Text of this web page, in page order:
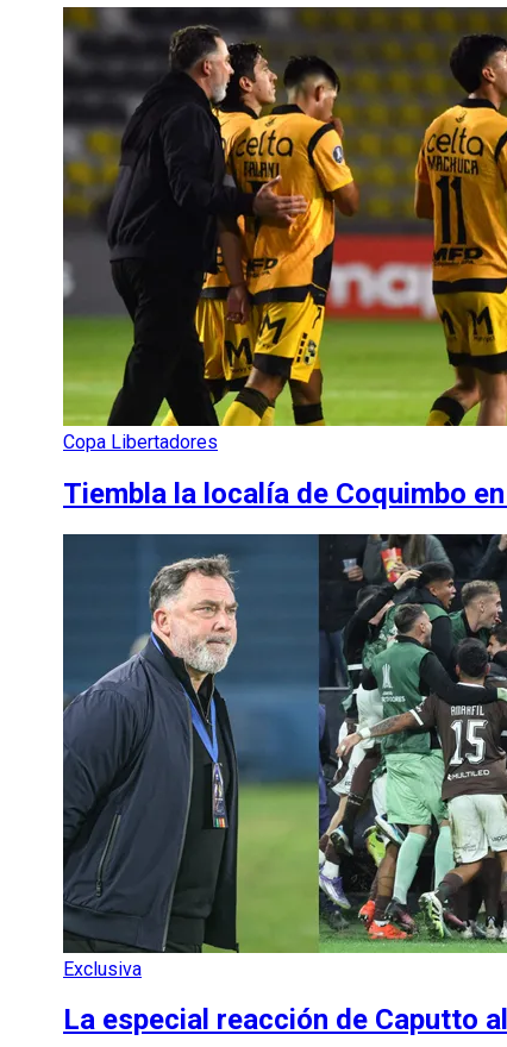
Copa Libertadores
Tiembla la localía de Coquimbo
Exclusiva
La especial reacción de Caputto